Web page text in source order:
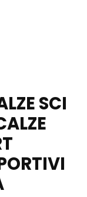
SCI